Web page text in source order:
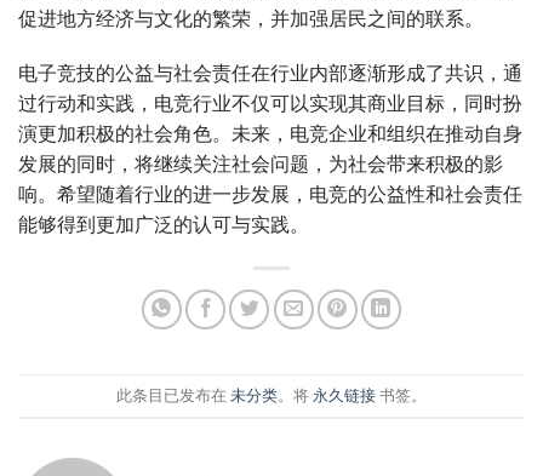
促进地方经济与文化的繁荣，并加强居民之间的联系。
电子竞技的公益与社会责任在行业内部逐渐形成了共识，通
过行动和实践，电竞行业不仅可以实现其商业目标，同时扮
演更加积极的社会角色。未来，电竞企业和组织在推动自身
发展的同时，将继续关注社会问题，为社会带来积极的影
响。希望随着行业的进一步发展，电竞的公益性和社会责任
能够得到更加广泛的认可与实践。
此条目已发布在 未分类。将 永久链接 书签。